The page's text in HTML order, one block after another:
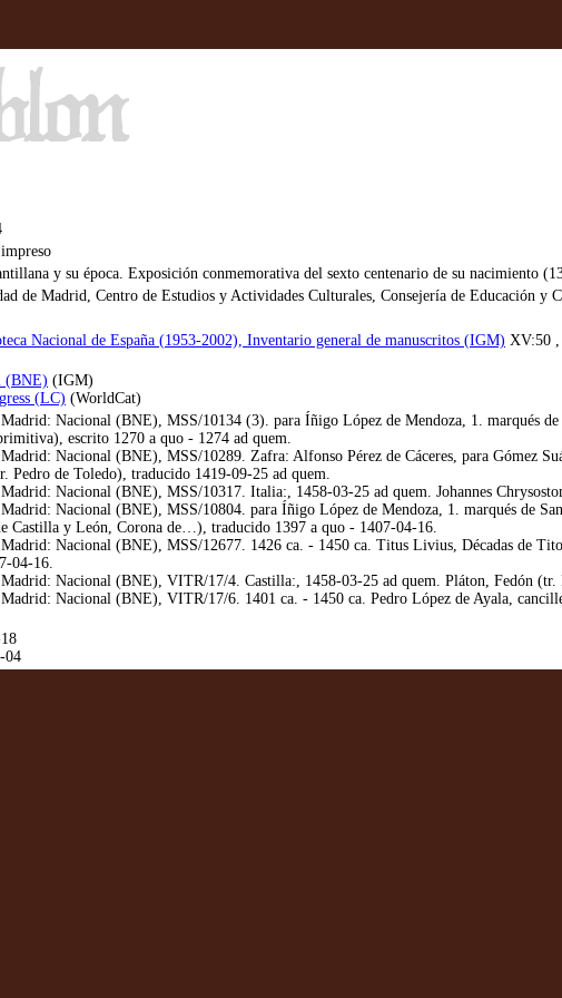
y su época. Exposición conmemorativa del sexto centenario de su nacimiento
de Madrid, Centro de Estudios y Actividades Culturales, Consejería de Educación y
Nacional de España (1953-2002), Inventario general de manuscritos (IGM) XV:50 ,
(BNE) (IGM)
(LC) (WorldCat)
Nacional (BNE), MSS/10134 (3). para Íñigo López de Mendoza, 1. marqués
escrito 1270 a quo - 1274 ad quem.
Nacional (BNE), MSS/10289. Zafra: Alfonso Pérez de Cáceres, para Gómez
Pedro de Toledo), traducido 1419-09-25 ad quem.
Nacional (BNE), MSS/10317. Italia:, 1458-03-25 ad quem. Johannes
Nacional (BNE), MSS/10804. para Íñigo López de Mendoza, 1. marqués de
Castilla y León, Corona de…), traducido 1397 a quo - 1407-04-16.
Nacional (BNE), MSS/12677. 1426 ca. - 1450 ca. Titus Livius, Décadas de
04-16.
Nacional (BNE), VITR/17/4. Castilla:, 1458-03-25 ad quem. Pláton, Fedón
Nacional (BNE), VITR/17/6. 1401 ca. - 1450 ca. Pedro López de Ayala,
04